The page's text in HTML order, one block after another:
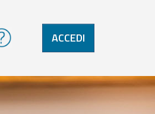
ACCEDI